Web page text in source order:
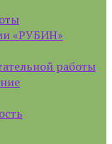
«РУБИН»
работы